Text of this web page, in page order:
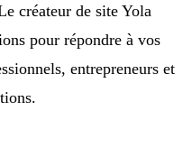
créateur de site Yola
pour répondre à vos
entrepreneurs et